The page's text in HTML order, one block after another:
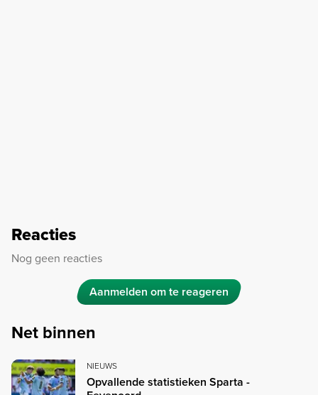
Reacties
Nog geen reacties
Aanmelden om te reageren
Net binnen
NIEUWS
Opvallende statistieken Sparta -